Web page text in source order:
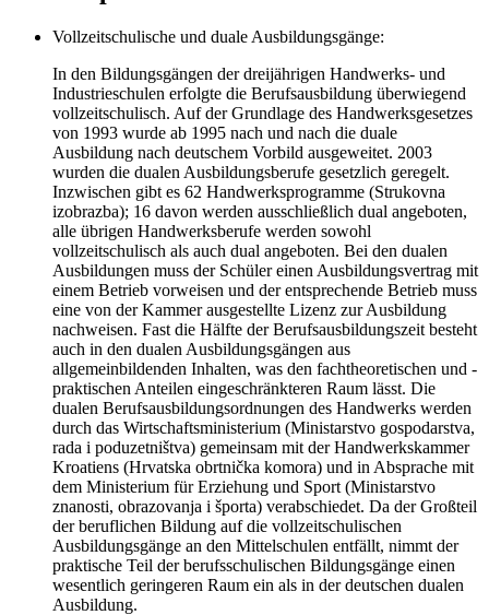
Vollzeitschulische und duale Ausbildungsgänge:
In den Bildungsgängen der dreijährigen Handwerks- und
Industrieschulen erfolgte die Berufsausbildung überwiegend
vollzeitschulisch. Auf der Grundlage des Handwerksgesetzes
von 1993 wurde ab 1995 nach und nach die duale
Ausbildung nach deutschem Vorbild ausgeweitet. 2003
wurden die dualen Ausbildungsberufe gesetzlich geregelt.
Inzwischen gibt es 62 Handwerksprogramme (Strukovna
izobrazba); 16 davon werden ausschließlich dual angeboten,
alle übrigen Handwerksberufe werden sowohl
vollzeitschulisch als auch dual angeboten. Bei den dualen
Ausbildungen muss der Schüler einen Ausbildungsvertrag mit
einem Betrieb vorweisen und der entsprechende Betrieb muss
eine von der Kammer ausgestellte Lizenz zur Ausbildung
nachweisen. Fast die Hälfte der Berufsausbildungszeit besteht
auch in den dualen Ausbildungsgängen aus
allgemeinbildenden Inhalten, was den fachtheoretischen und -
praktischen Anteilen eingeschränkteren Raum lässt. Die
dualen Berufsausbildungsordnungen des Handwerks werden
durch das Wirtschaftsministerium (Ministarstvo gospodarstva,
rada i poduzetništva) gemeinsam mit der Handwerkskammer
Kroatiens (Hrvatska obrtnička komora) und in Absprache mit
dem Ministerium für Erziehung und Sport (Ministarstvo
znanosti, obrazovanja i športa) verabschiedet. Da der Großteil
der beruflichen Bildung auf die vollzeitschulischen
Ausbildungsgänge an den Mittelschulen entfällt, nimmt der
praktische Teil der berufsschulischen Bildungsgänge einen
wesentlich geringeren Raum ein als in der deutschen dualen
Ausbildung.